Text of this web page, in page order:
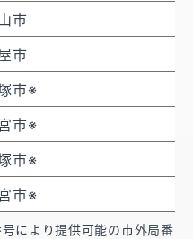
市
市
市※
市※
市※
市※
により提供可能の市外局番